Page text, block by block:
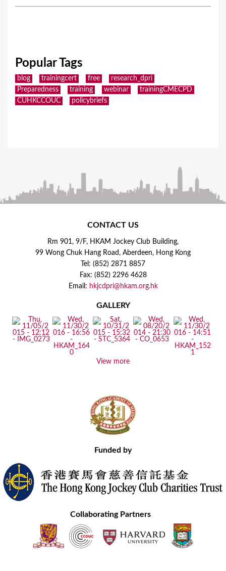
Popular Tags
blog trainingcert free
research_dpri
Preparedness
training webinar
trainingCMECPD
CUHKCCOUC
policybriefs
CONTACT US
Rm 901, 9/F, HKAM Jockey Club Building,
99 Wong Chuk Hang Road, Aberdeen, Hong Kong
Tel: (852) 2871 8857
Fax: (852) 2296 4628
Email: hkjcdpri@hkam.org.hk
GALLERY
View more
Funded by
Collaborating Partners